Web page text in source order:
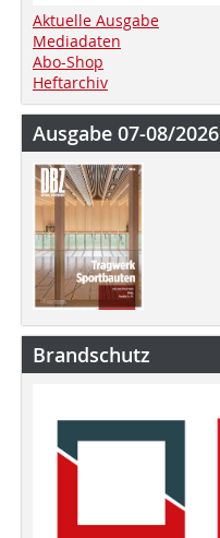
Aktuelle Ausgabe
Mediadaten
Abo-Shop
Heftarchiv
Ausgabe 07-08/2026
Brandschutz